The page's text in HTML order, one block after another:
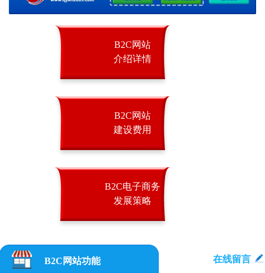
B2C网站
介绍详情
B2C网站
建设费用
B2C电子商务
发展策略
B2C网站功能 在线留言